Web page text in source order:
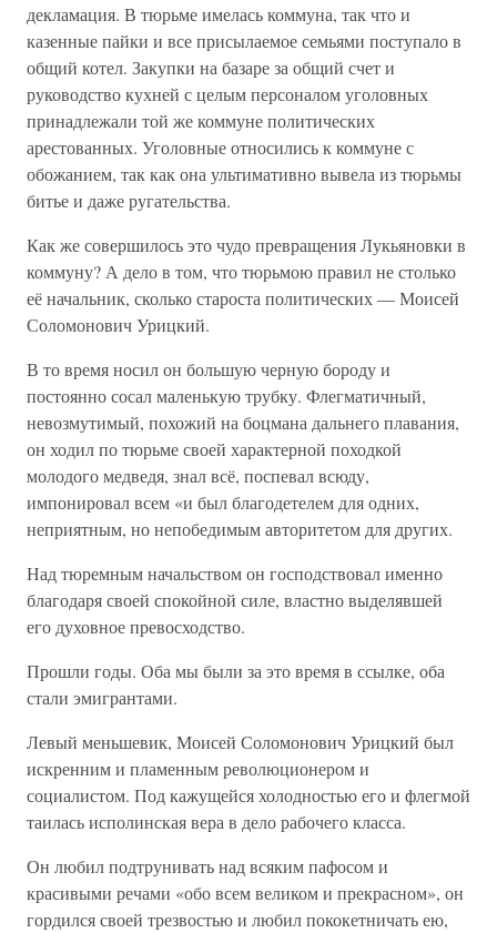
декламация. В тюрьме имелась коммуна, так что и
казенные пайки и все присылаемое семьями поступало в
общий котел. Закупки на базаре за общий счет и
руководство кухней с целым персоналом уголовных
принадлежали той же коммуне политических
арестованных. Уголовные относились к коммуне с
обожанием, так как она ультимативно вывела из тюрьмы
битье и даже ругательства.
Как же совершилось это чудо превращения Лукьяновки в
коммуну? А дело в том, что тюрьмою правил не столько
её начальник, сколько староста политических — Моисей
Соломонович Урицкий.
В то время носил он большую черную бороду и
постоянно сосал маленькую трубку. Флегматичный,
невозмутимый, похожий на боцмана дальнего плавания,
он ходил по тюрьме своей характерной походкой
молодого медведя, знал всё, поспевал всюду,
импонировал всем «и был благодетелем для одних,
неприятным, но непобедимым авторитетом для других.
Над тюремным начальством он господствовал именно
благодаря своей спокойной силе, властно выделявшей
его духовное превосходство.
Прошли годы. Оба мы были за это время в ссылке, оба
стали эмигрантами.
Левый меньшевик, Моисей Соломонович Урицкий был
искренним и пламенным революционером и
социалистом. Под кажущейся холодностью его и флегмой
таилась исполинская вера в дело рабочего класса.
Он любил подтрунивать над всяким пафосом и
красивыми речами «обо всем великом и прекрасном», он
гордился своей трезвостью и любил пококетничать ею,